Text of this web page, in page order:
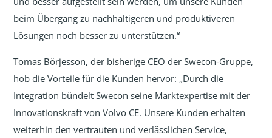
beim Übergang zu nachhaltigeren und produktiveren
Lösungen noch besser zu unterstützen.“
Tomas Börjesson, der bisherige CEO der Swecon-Gruppe,
hob die Vorteile für die Kunden hervor: „Durch die
Integration bündelt Swecon seine Marktexpertise mit der
Innovationskraft von Volvo CE. Unsere Kunden erhalten
weiterhin den vertrauten und verlässlichen Service,